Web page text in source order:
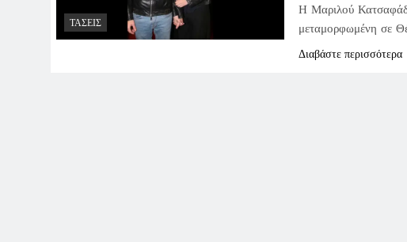
ΤΆΣΕΙΣ
Η Μαριλού
μεταμορφωμένη σε
Διαβάστε περισσότερα